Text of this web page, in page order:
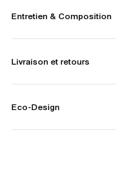
Entretien & Composition
Livraison et retours
Eco-Design